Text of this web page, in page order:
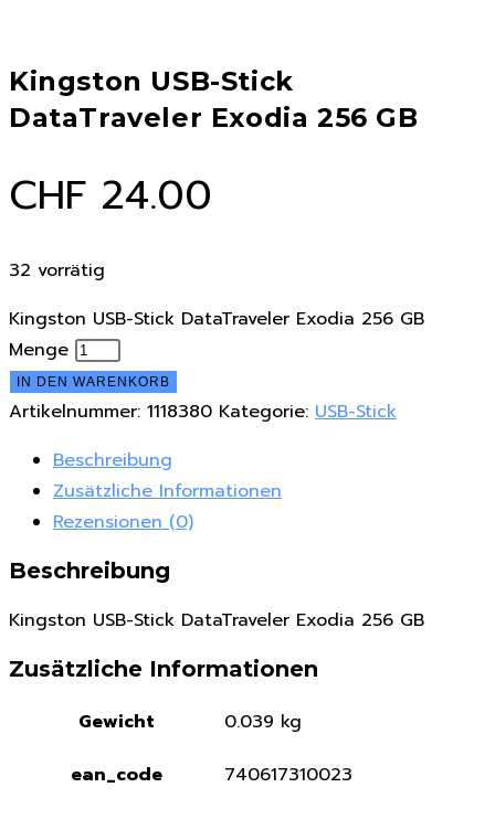
Kingston USB-Stick
DataTraveler Exodia 256 GB
CHF 24.00
32 vorrätig
Kingston USB-Stick DataTraveler Exodia 256 GB
Menge
IN DEN WARENKORB
Artikelnummer: 1118380 Kategorie: USB-Stick
Beschreibung
Zusätzliche Informationen
Rezensionen (0)
Beschreibung
Kingston USB-Stick DataTraveler Exodia 256 GB
Zusätzliche Informationen
Gewicht
0.039 kg
ean_code
740617310023